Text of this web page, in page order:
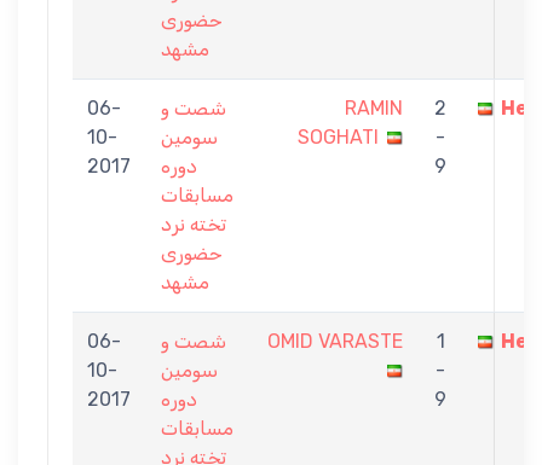
حضوری
مشهد
06-
10-
2017
شصت و
سومین
دوره
مسابقات
تخته نرد
حضوری
مشهد
RAMIN
SOGHATI
2
-
9
06-
10-
2017
شصت و
سومین
دوره
مسابقات
تخته نرد
OMID VARASTE
1
-
9